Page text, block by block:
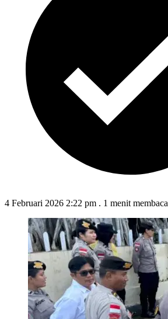
4 Februari 2026 2:22 pm . 1 menit membaca